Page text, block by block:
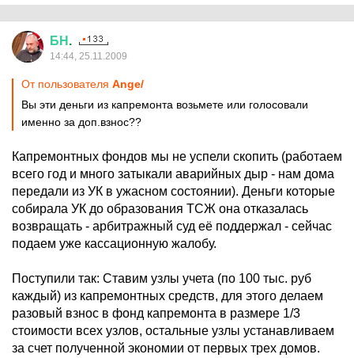
БН .
14:44, 25.11.2009
От пользователя Ange/
Вы эти деньги из капремонта возьмете или голосовали
именно за доп.взнос??
Капремонтных фондов мы не успели скопить (работаем
всего год и много затыкали аварийных дыр - нам дома
передали из УК в ужасном состоянии). Деньги которые
собирала УК до образования ТСЖ она отказалась
возвращать - арбитражный суд её поддержал - сейчас
подаем уже кассационную жалобу.
Поступили так: Ставим узлы учета (по 100 тыс. руб
каждый) из капремонтных средств, для этого делаем
разовый взнос в фонд капремонта в размере 1/3
стоимости всех узлов, остальные узлы устанавливаем
за счет полученной экономии от первых трех домов.